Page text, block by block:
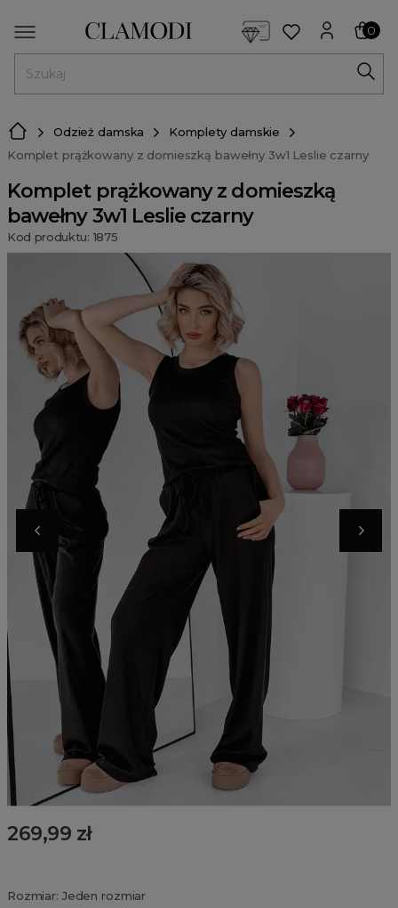
0
Odzież damska
Komplety damskie
Komplet prążkowany z domieszką bawełny 3w1 Leslie czarny
Komplet prążkowany z domieszką
bawełny 3w1 Leslie czarny
Kod produktu: 1875
269,99 zł
Rozmiar: Jeden rozmiar